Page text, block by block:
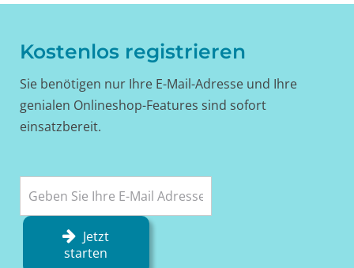
Kostenlos registrieren
Sie benötigen nur Ihre E-Mail-Adresse und Ihre
genialen Onlineshop-Features sind sofort
einsatzbereit.
Jetzt
starten